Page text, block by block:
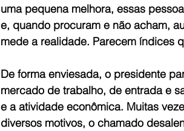
uma pequena melhora, essas
e, quando procuram e não acham,
mede a realidade. Parecem índices
De forma enviesada, o presidente
mercado de trabalho, de entrada e
e a atividade econômica. Muitas
diversos motivos, o chamado